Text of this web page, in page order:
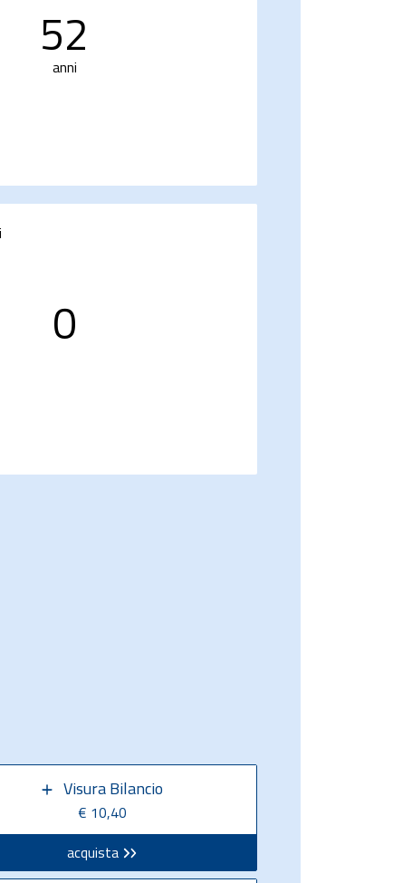
52
anni
0
Visura Bilancio
€ 10,40
acquista